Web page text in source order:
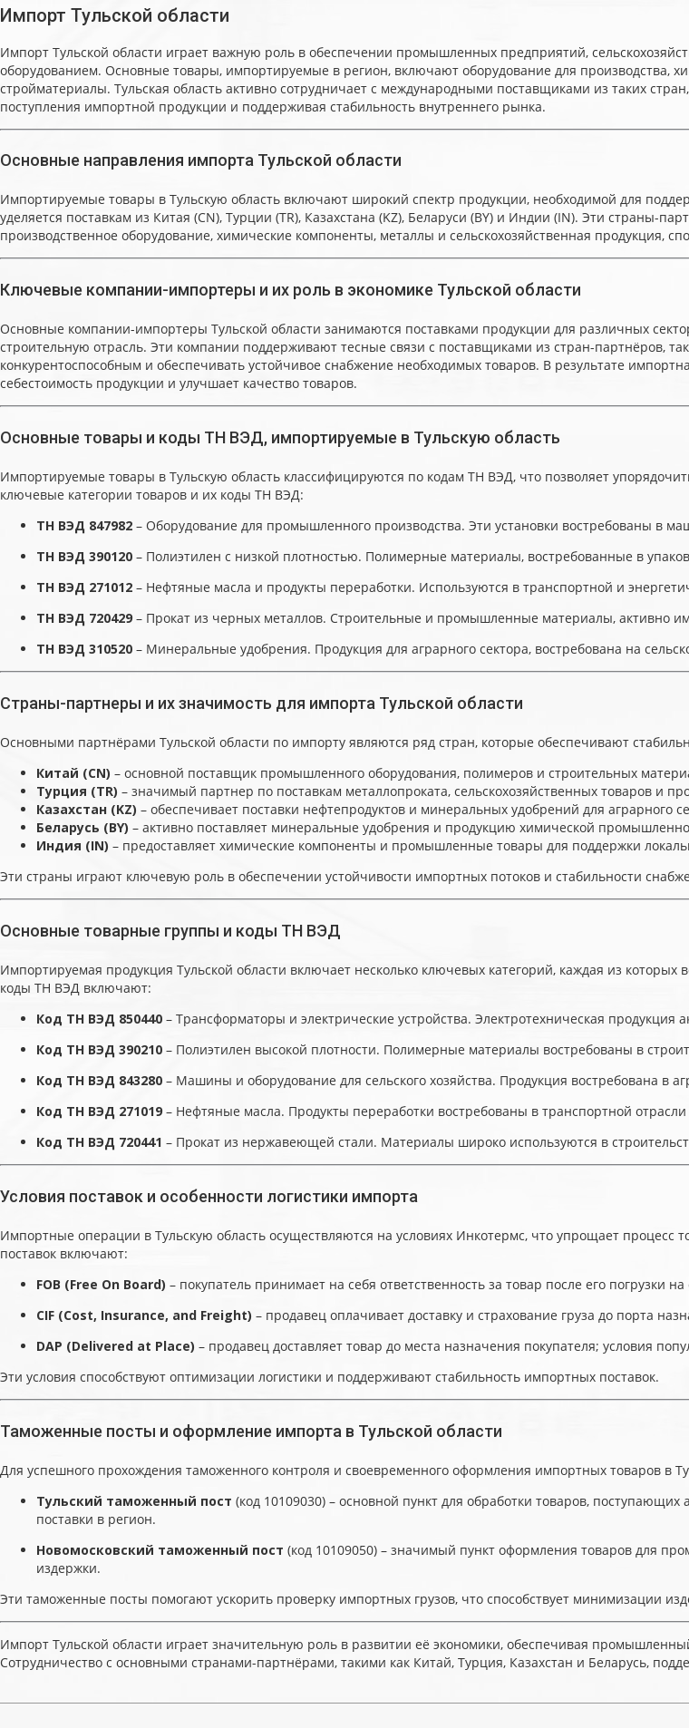
Импорт Тульской области
Импорт Тульской области играет важную роль в обеспечении промышленных предприятий,
оборудованием. Основные товары, импортируемые в регион, включают оборудование для производства,
стройматериалы. Тульская область активно сотрудничает с международными поставщиками из таких
поступления импортной продукции и поддерживая стабильность внутреннего рынка.
Основные направления импорта Тульской области
Импортируемые товары в Тульскую область включают широкий спектр продукции, необходимой для
уделяется поставкам из Китая (CN), Турции (TR), Казахстана (KZ), Беларуси (BY) и Индии (IN). Эти
производственное оборудование, химические компоненты, металлы и сельскохозяйственная продукция,
Ключевые компании-импортеры и их роль в экономике Тульской области
Основные компании-импортеры Тульской области занимаются поставками продукции для различных
строительную отрасль. Эти компании поддерживают тесные связи с поставщиками из стран-партнёров,
конкурентоспособным и обеспечивать устойчивое снабжение необходимых товаров. В результате
себестоимость продукции и улучшает качество товаров.
Основные товары и коды ТН ВЭД, импортируемые в Тульскую область
Импортируемые товары в Тульскую область классифицируются по кодам ТН ВЭД, что позволяет
ключевые категории товаров и их коды ТН ВЭД:
ТН ВЭД 847982 – Оборудование для промышленного производства. Эти установки востребованы в
ТН ВЭД 390120 – Полиэтилен с низкой плотностью. Полимерные материалы, востребованные в
ТН ВЭД 271012 – Нефтяные масла и продукты переработки. Используются в транспортной и
ТН ВЭД 720429 – Прокат из черных металлов. Строительные и промышленные материалы, активно
ТН ВЭД 310520 – Минеральные удобрения. Продукция для аграрного сектора, востребована на
Страны-партнеры и их значимость для импорта Тульской области
Основными партнёрами Тульской области по импорту являются ряд стран, которые обеспечивают
Китай (CN) – основной поставщик промышленного оборудования, полимеров и строительных
Турция (TR) – значимый партнер по поставкам металлопроката, сельскохозяйственных товаров и
Казахстан (KZ) – обеспечивает поставки нефтепродуктов и минеральных удобрений для аграрного
Беларусь (BY) – активно поставляет минеральные удобрения и продукцию химической
Индия (IN) – предоставляет химические компоненты и промышленные товары для поддержки
Эти страны играют ключевую роль в обеспечении устойчивости импортных потоков и стабильности
Основные товарные группы и коды ТН ВЭД
Импортируемая продукция Тульской области включает несколько ключевых категорий, каждая из
коды ТН ВЭД включают:
Код ТН ВЭД 850440 – Трансформаторы и электрические устройства. Электротехническая продукция
Код ТН ВЭД 390210 – Полиэтилен высокой плотности. Полимерные материалы востребованы в
Код ТН ВЭД 843280 – Машины и оборудование для сельского хозяйства. Продукция востребована в
Код ТН ВЭД 271019 – Нефтяные масла. Продукты переработки востребованы в транспортной
Код ТН ВЭД 720441 – Прокат из нержавеющей стали. Материалы широко используются в
Условия поставок и особенности логистики импорта
Импортные операции в Тульскую область осуществляются на условиях Инкотермс, что упрощает процесс
поставок включают:
FOB (Free On Board) – покупатель принимает на себя ответственность за товар после его погрузки
CIF (Cost, Insurance, and Freight) – продавец оплачивает доставку и страхование груза до порта
DAP (Delivered at Place) – продавец доставляет товар до места назначения покупателя; условия
Эти условия способствуют оптимизации логистики и поддерживают стабильность импортных поставок.
Таможенные посты и оформление импорта в Тульской области
Для успешного прохождения таможенного контроля и своевременного оформления импортных товаров в
Тульский таможенный пост (код 10109030) – основной пункт для обработки товаров,
поставки в регион.
Новомосковский таможенный пост (код 10109050) – значимый пункт оформления товаров для
издержки.
Эти таможенные посты помогают ускорить проверку импортных грузов, что способствует минимизации
Импорт Тульской области играет значительную роль в развитии её экономики, обеспечивая
Сотрудничество с основными странами-партнёрами, такими как Китай, Турция, Казахстан и Беларусь,